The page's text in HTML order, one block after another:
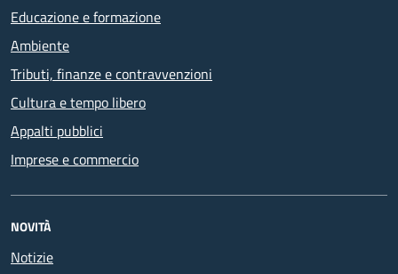
Educazione e formazione
Ambiente
Tributi, finanze e contravvenzioni
Cultura e tempo libero
Appalti pubblici
Imprese e commercio
NOVITÀ
Notizie